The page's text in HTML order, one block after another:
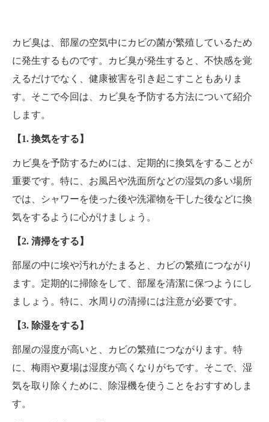
カビ臭は、部屋の空気中にカビの菌が繁殖しているため
に発生するものです。カビ臭が発生すると、不快感を覚
えるだけでなく、健康被害を引き起こすこともありま
す。そこで今回は、カビ臭を予防する方法について紹介
します。
【1. 換気をする】
カビ臭を予防するためには、定期的に換気をすることが
重要です。特に、お風呂や洗面所などの湿気の多い場所
では、シャワーを使った後や洗濯物を干した後などに換
気をするように心がけましょう。
【2. 清掃をする】
部屋の中に埃や汚れがたまると、カビの繁殖につながり
ます。定期的に掃除をして、部屋を清潔に保つようにし
ましょう。特に、水周りの清掃には注意が必要です。
【3. 除湿をする】
部屋の湿度が高いと、カビの繁殖につながります。特
に、梅雨や夏場は湿度が高くなりがちです。そこで、湿
気を取り除くために、除湿機を使うことをおすすめしま
す。